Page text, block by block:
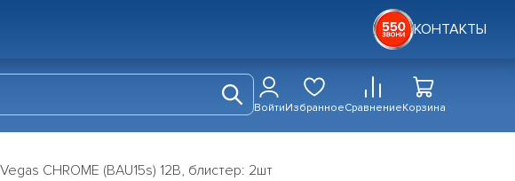
КОНТАКТЫ
ВойтиИзбранноеСравнениеКорзина
CHROME (BAU15s) 12В, блистер: 2шт